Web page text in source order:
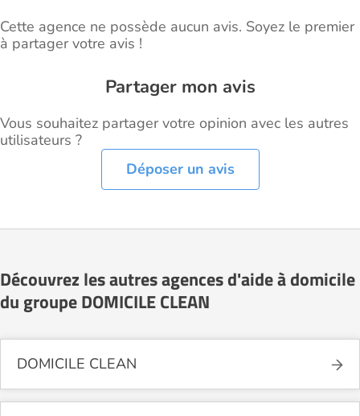
Cette agence ne possède aucun avis. Soyez le premier
à partager votre avis !
Partager mon avis
Vous souhaitez partager votre opinion avec les autres
utilisateurs ?
Déposer un avis
Découvrez les autres agences d'aide à domicile
du groupe DOMICILE CLEAN
DOMICILE CLEAN